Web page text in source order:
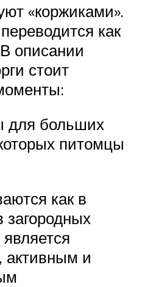
«коржиками».
как
описании
стоит
для больших
питомцы
как в
загородных
активным и